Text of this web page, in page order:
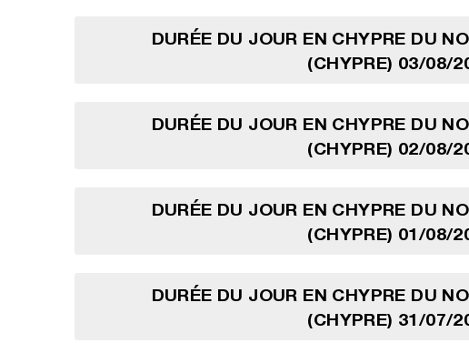
DURÉE DU JOUR EN CHYPRE DU
(CHYPRE) 03/08/
DURÉE DU JOUR EN CHYPRE DU
(CHYPRE) 02/08/
DURÉE DU JOUR EN CHYPRE DU
(CHYPRE) 01/08/
DURÉE DU JOUR EN CHYPRE DU
(CHYPRE) 31/07/